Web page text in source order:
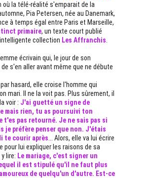
où la télé-réalité s'emparait de la
Pia Petersen, née au Danemark,
à temps égal entre Paris et Marseille,
primaire, un texte court publié
collection Les Affranchis
écrivain qui, le jour de son
s'en aller avant même que ne débute
hasard, elle croise l'homme qui
mari. Il ne la voit pas. Plus sûrement, il
voir : J'ai guetté un signe de
mais rien, tu as poursuivi ton
t'es pas retourné. Je ne sais pas si
je préfère penser que non. J'étais
te courir après ... Alors, elle va lui écrire
pour lui expliquer les raisons de sa
lire: Le mariage, c'est signer un
il est stipulé qu'il ne faut plus
de quelqu'un d'autre. Est-ce